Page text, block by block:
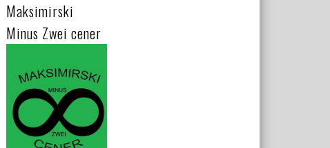
Maksimirski
Minus Zwei cener